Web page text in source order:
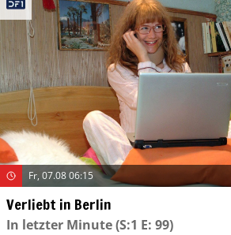
Fr, 07.08 06:15
Verliebt in Berlin
In letzter Minute(S:1 E: 99)